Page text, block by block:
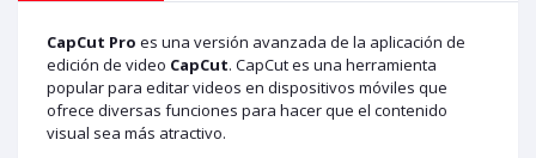
CapCut Pro es una versión avanzada de la aplicación de
edición de video CapCut. CapCut es una herramienta
popular para editar videos en dispositivos móviles que
ofrece diversas funciones para hacer que el contenido
visual sea más atractivo.